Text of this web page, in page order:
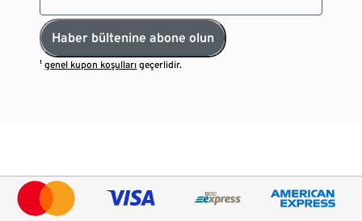
Haber bültenine abone olun
¹genel kupon koşulları geçerlidir.